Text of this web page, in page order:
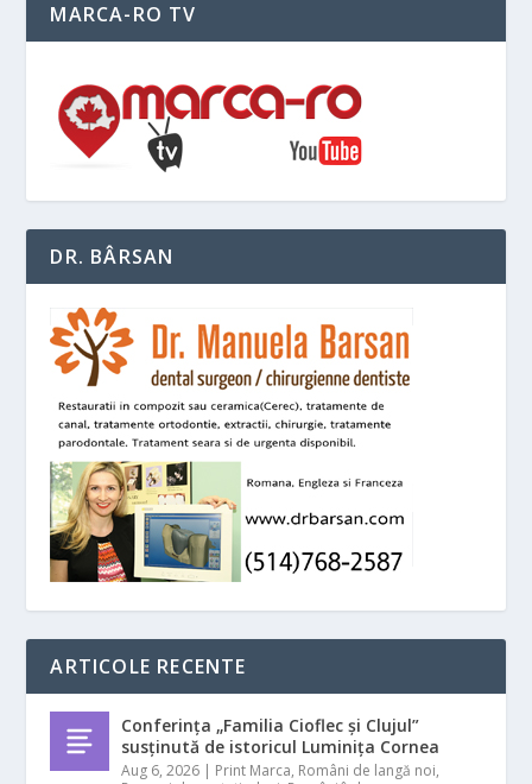
MARCA-RO TV
DR. BÂRSAN
ARTICOLE RECENTE
Conferința „Familia Cioflec și Clujul”
susținută de istoricul Luminița Cornea
Aug 6, 2026 | Print Marca, Români de langă noi,